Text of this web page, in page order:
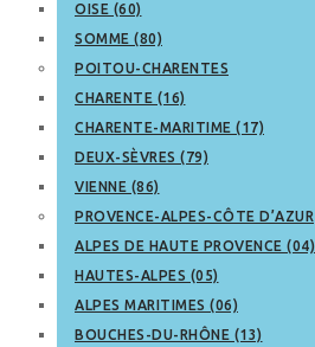
OISE (60)
SOMME (80)
POITOU-CHARENTES
CHARENTE (16)
CHARENTE-MARITIME (17)
DEUX-SÈVRES (79)
VIENNE (86)
PROVENCE-ALPES-CÔTE D’AZUR
ALPES DE HAUTE PROVENCE (04)
HAUTES-ALPES (05)
ALPES MARITIMES (06)
BOUCHES-DU-RHÔNE (13)